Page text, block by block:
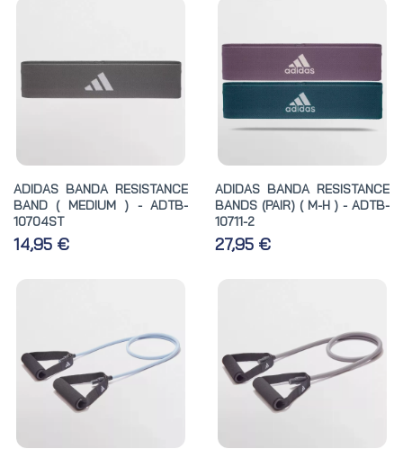
ADIDAS BANDA RESISTANCE
BAND ( MEDIUM ) - ADTB-
10704ST
14,95 €
ADIDAS BANDA RESISTANCE
BANDS (PAIR) ( M-H ) - ADTB-
10711-2
27,95 €